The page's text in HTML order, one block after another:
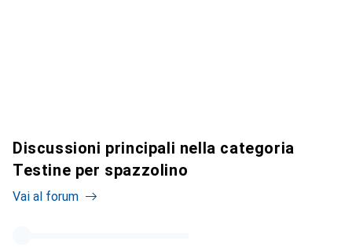
Discussioni principali nella categoria
Testine per spazzolino
Vai al forum